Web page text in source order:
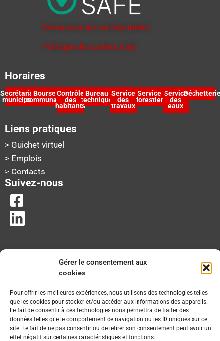
Gérer le consentement aux
cookies
Pour offrir les meilleures expériences, nous utilisons des technologies telles
que les cookies pour stocker et/ou accéder aux informations des appareils.
Le fait de consentir à ces technologies nous permettra de traiter des
données telles que le comportement de navigation ou les ID uniques sur ce
site. Le fait de ne pas consentir ou de retirer son consentement peut avoir un
effet négatif sur certaines caractéristiques et fonctions.
Déclaration de confidentialité
Politique de cookies (UE)
Horaires
Secrétariat
municipal
Bourse
communale
Contrôle
des
habitants
Bureau
technique
Service
des
travaux
Service
forestier
Service
des
eaux
Déchetterie
Liens pratiques
> Guichet virtuel
> Emplois
> Contacts
Suivez-nous